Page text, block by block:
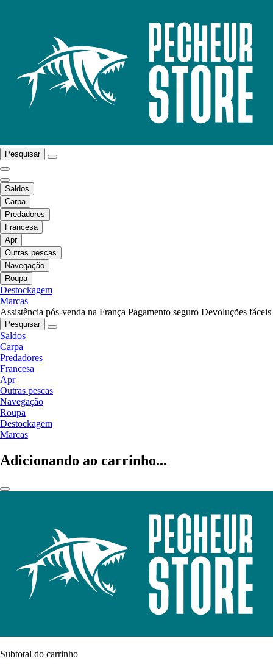
Pesquisar
Saldos
Carpa
Predadores
Francesa
Apr
Outras pescas
Navegação
Roupa
Destockagem
Marcas
Assistência pós-venda na França Pagamento seguro Devoluções fáceis
Pesquisar
Saldos
Carpa
Predadores
Francesa
Apr
Outras pescas
Navegação
Roupa
Destockagem
Marcas
Adicionando ao carrinho...
Subtotal do carrinho